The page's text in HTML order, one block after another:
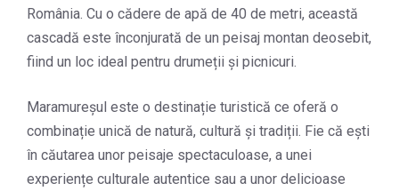
România. Cu o cădere de apă de 40 de metri, această
cascadă este înconjurată de un peisaj montan deosebit,
fiind un loc ideal pentru drumeții și picnicuri.
Maramureșul este o destinație turistică ce oferă o
combinație unică de natură, cultură și tradiții. Fie că ești
în căutarea unor peisaje spectaculoase, a unei
experiențe culturale autentice sau a unor delicioase